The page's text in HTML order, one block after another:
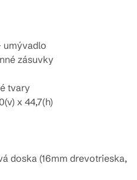
umývadlo
zásuvky
tvary
x 44,7(h)
doska (16mm drevotrieska,